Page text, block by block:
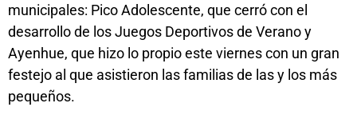
municipales: Pico Adolescente, que cerró con el
desarrollo de los Juegos Deportivos de Verano y
Ayenhue, que hizo lo propio este viernes con un gran
festejo al que asistieron las familias de las y los más
pequeños.